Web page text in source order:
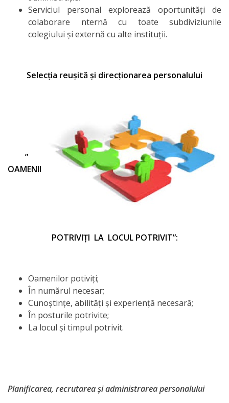
Contacte
Serviciul personal explorează oportunități de
colaborare nternă cu toate subdiviziunile
colegiului și externă cu alte instituții.
Selecția reușită și direcționarea personalului
”
OAMENII
POTRIVIȚI LA LOCUL POTRIVIT”:
Oamenilor potiviţi;
În numărul necesar;
Cunoştinţe, abilităţi şi experienţă necesară;
În posturile potrivite;
La locul şi timpul potrivit.
Planificarea, recrutarea și administrarea personalului